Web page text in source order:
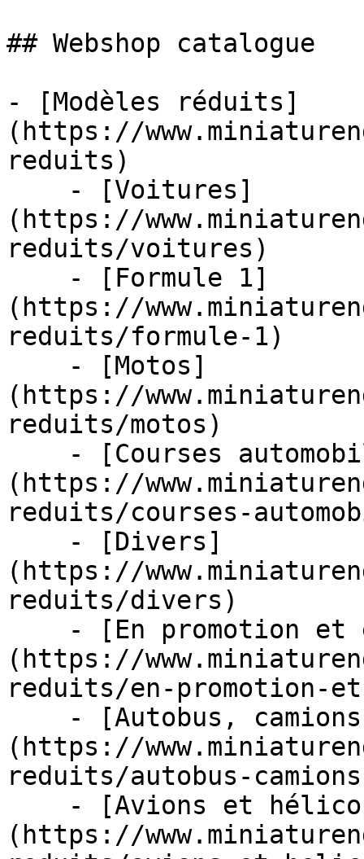
## Webshop catalogue
- [Modèles réduits]
(https://
reduits)
(https://
reduits/voitures)
(https://
reduits/formule-1)
(https://
reduits/motos)
(https://
reduits/courses-
(https://
reduits/divers)
(https://
reduits/en-promotion-
(https://
reduits/autobus-
(https://